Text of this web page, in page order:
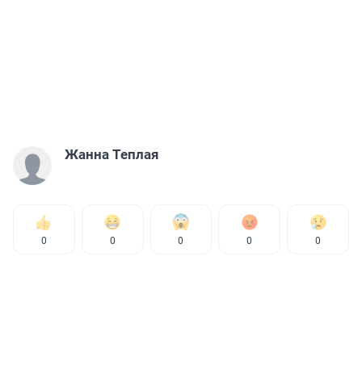
Жанна Теплая
0 0 0 0 0